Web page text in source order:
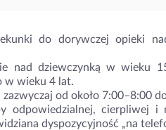
do dorywczej opieki
nad dziewczynką w wieku
w wieku 4 lat.
od około 7:00–8:00
odpowiedzialnej, cierpliwej i
dyspozycyjność „na